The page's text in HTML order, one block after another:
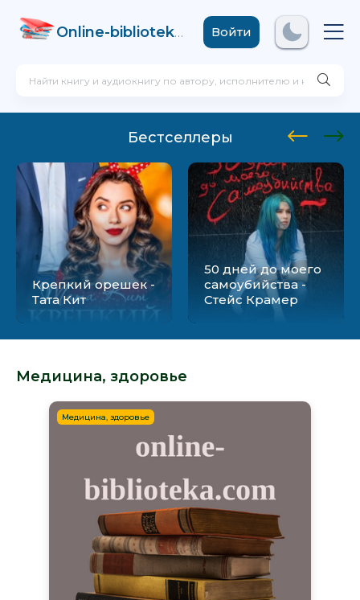
Online-biblioteka .comВойти
Бестселлеры
Крепкий орешек -
Тата Кит
50 дней до моего
самоубийства -
Стейс Крамер
Медицина, здоровье
Медицина, здоровье